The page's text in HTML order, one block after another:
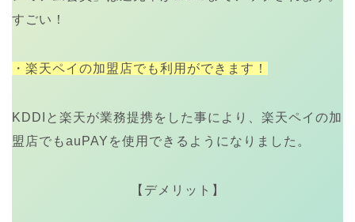
すごい！
・楽天ペイの加盟店でも利用ができます！
KDDIと楽天が業務提携をした事により、楽天ペイの加
盟店でもauPAYを使用できるようになりました。
【デメリット】